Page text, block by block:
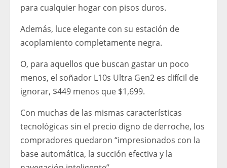
para cualquier hogar con pisos duros.
Además, luce elegante con su estación de
acoplamiento completamente negra.
O, para aquellos que buscan gastar un poco
menos, el soñador L10s Ultra Gen2 es difícil de
ignorar, $449 menos que $1,699.
Con muchas de las mismas características
tecnológicas sin el precio digno de derroche, los
compradores quedaron “impresionados con la
base automática, la succión efectiva y la